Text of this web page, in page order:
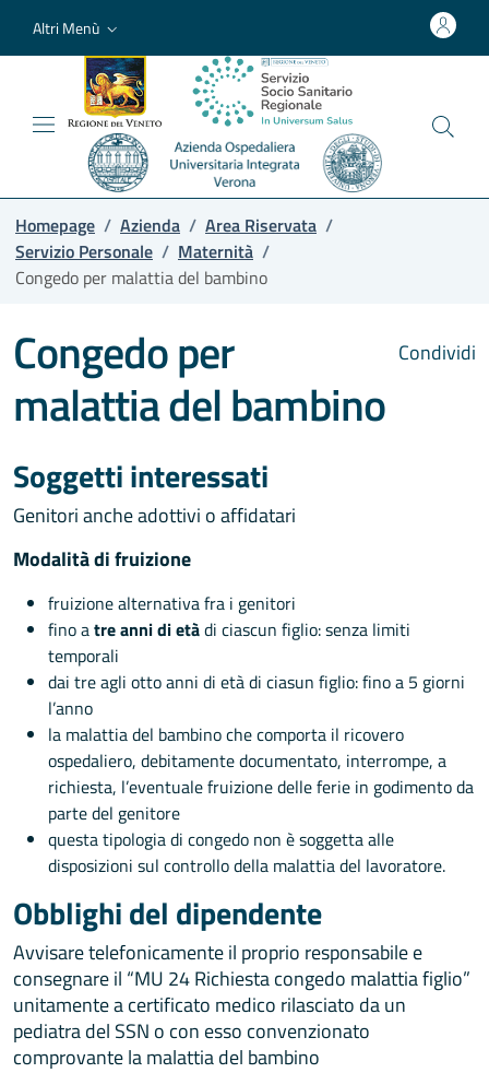
Altri Menù
Homepage / Azienda / Area Riservata /
Servizio Personale / Maternità /
Congedo per malattia del bambino
Condividi
Congedo per
malattia del bambino
Soggetti interessati
Genitori anche adottivi o affidatari
Modalità di fruizione
fruizione alternativa fra i genitori
fino atre anni di etàdi ciascun figlio: senza limiti
temporali
dai tre agli otto anni di età di ciasun figlio: fino a 5 giorni
l’anno
la malattia del bambino che comporta il ricovero
ospedaliero, debitamente documentato, interrompe, a
richiesta, l’eventuale fruizione delle ferie in godimento da
parte del genitore
questa tipologia di congedo non è soggetta alle
disposizioni sul controllo della malattia del lavoratore.
Obblighi del dipendente
Avvisare telefonicamente il proprio responsabile e
consegnare il “MU 24 Richiesta congedo malattia figlio”
unitamente a certificato medico rilasciato da un
pediatra del SSN o con esso convenzionato
comprovante la malattia del bambino